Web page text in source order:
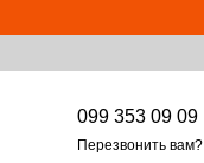
099 353 09 09
Перезвонить вам?